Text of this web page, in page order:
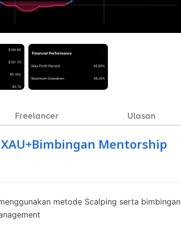
Freelancer Ulasan
Mentorship
metode Scalping serta bimbingan